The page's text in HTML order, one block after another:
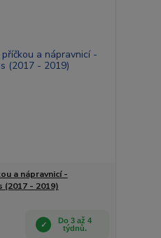
a nápravnicí -
- 2019)
Do 3 až 4
týdnů.